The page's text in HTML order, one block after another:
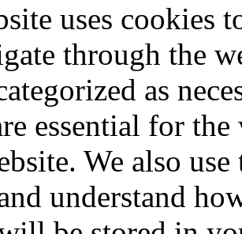
uses cookies
through the
as
essential for
We also
understand